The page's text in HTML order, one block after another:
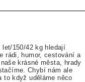
150/42 kg hledají
rádi, humor, cestování a
krásné města, hrady
Chybí nám ale
to když uděláme něco